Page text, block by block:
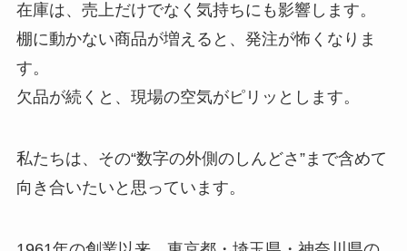
在庫は、売上だけでなく気持ちにも影響します。
棚に動かない商品が増えると、発注が怖くなりま
す。
欠品が続くと、現場の空気がピリッとします。
私たちは、その“数字の外側のしんどさ”まで含めて
向き合いたいと思っています。